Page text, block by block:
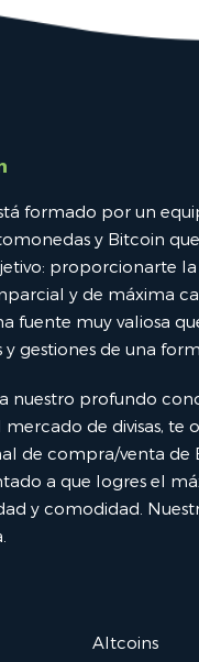
formado por un
y Bitcoin
proporcionarte
y de máxima
fuente muy valiosa
y gestiones de una
nuestro profundo
de divisas, te
de compra/venta de
a que logres el
y comodidad.
Altcoins